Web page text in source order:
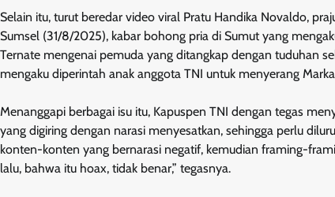
Selain itu, turut beredar video viral Pratu Handika Novaldo,
Sumsel (31/8/2025), kabar bohong pria di Sumut yang
Ternate mengenai pemuda yang ditangkap dengan tuduhan
mengaku diperintah anak anggota TNI untuk menyerang
Menanggapi berbagai isu itu, Kapuspen TNI dengan tegas
yang digiring dengan narasi menyesatkan, sehingga perlu
konten-konten yang bernarasi negatif, kemudian framing-
lalu, bahwa itu hoax, tidak benar,” tegasnya.